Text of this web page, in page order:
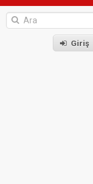
Giriş